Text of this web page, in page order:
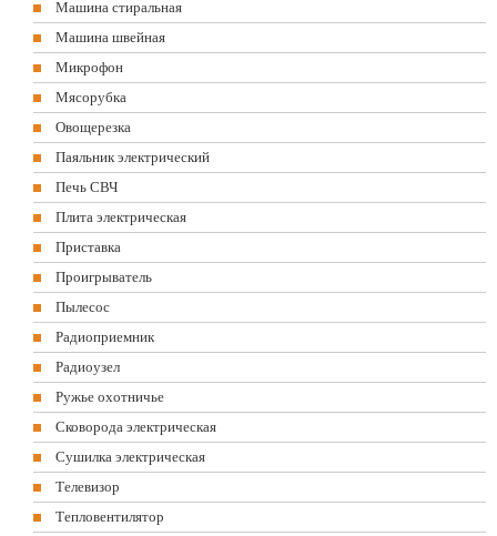
Машина стиральная
Машина швейная
Микрофон
Мясорубка
Овощерезка
Паяльник электрический
Печь СВЧ
Плита электрическая
Приставка
Проигрыватель
Пылесос
Радиоприемник
Радиоузел
Ружье охотничье
Сковорода электрическая
Сушилка электрическая
Телевизор
Тепловентилятор